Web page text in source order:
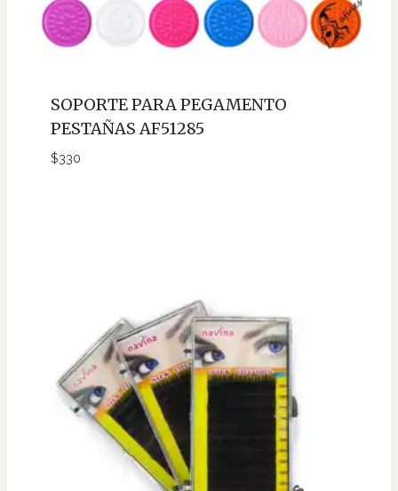
cantidad
11MM0.20C
$2600
12MM0.20C
$2600
PESTAÑAS
NAGARAKU
cantidad
SOPORTE PARA PEGAMENTO
PESTAÑAS AF51285
$330